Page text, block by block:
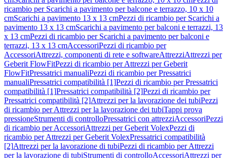
ricambio per Scarichi a pavimento per balcone e terrazzo, 10 x 10
cmScarichi a pavimento 13 x 13 cmPezzi di ricambio per Scarichi a
pavimento 13 x 13 cmScarichi a pavimento per balconi e terrazzi, 13
x 13 cmPezzi di ricambio per Scarichi a pavimento per balconi e
terrazzi, 13 x 13 cmAccessoriPezzi di ricambio per
AccessoriAttrezzi, componenti di rete e softwareAttrezziAttrezzi per
Geberit FlowFitPezzi di ricambio per Attrezzi per Geberit
FlowFitPressatrici manualiPezzi di ricambio per Pressatrici
manualiPressatrici compatibilità [1]Pezzi di ricambio per Pressatrici
compatibilità [1]Pressatrici compatibilità [2]Pezzi di ricambio per
Pressatrici compatibilità [2]Attrezzi per la lavorazione dei tubiPezzi
di ricambio per Attrezzi per la lavorazione dei tubiTappi prova
pressioneStrumenti di controlloPressatrici con attrezziAccessoriPezzi
di ricambio per AccessoriAttrezzi per Geberit VolexPezzi di
ricambio per Attrezzi per Geberit VolexPressatrici compatibilità
[2]Attrezzi per la lavorazione di tubiPezzi di ricambio per Attrezzi
per la lavorazione di tubiStrumenti di controlloAccessoriAttrezzi per